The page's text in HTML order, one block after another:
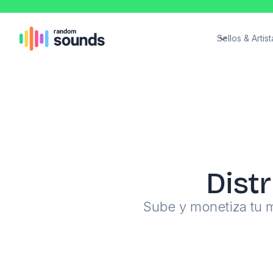
Sellos &
Sube y monetiza tu